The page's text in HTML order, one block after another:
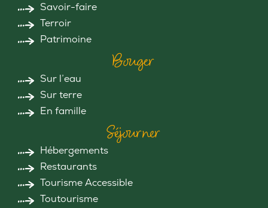
Savoir-faire
Terroir
Patrimoine
Bouger
Sur l’eau
Sur terre
En famille
Séjourner
Hébergements
Restaurants
Tourisme Accessible
Toutourisme